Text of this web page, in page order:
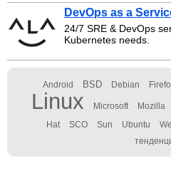
DevOps as a
24/7 SRE & DevOps
Kubernetes needs.
Android BSD Debian
Linux Microsoft Mozilla
Hat SCO Sun Ubuntu